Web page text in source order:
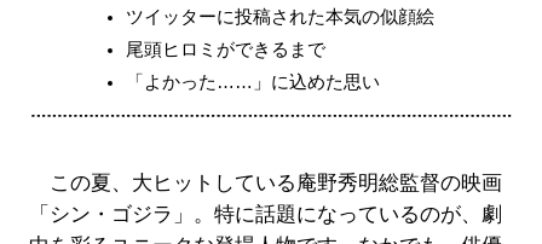
ツイッターに投稿された本気の似顔絵
尾頭ヒロミができるまで
「よかった……」に込めた思い
この夏、大ヒットしている庵野秀明総監督の映画
「シン・ゴジラ」。特に話題になっているのが、劇